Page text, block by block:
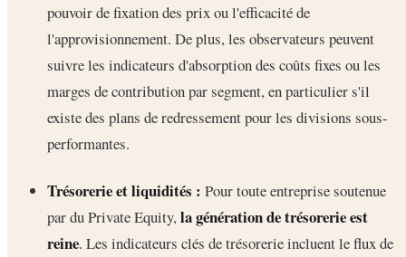
pouvoir de fixation des prix ou l'efficacité de
l'approvisionnement. De plus, les observateurs peuvent
suivre les indicateurs d'absorption des coûts fixes ou les
marges de contribution par segment, en particulier s'il
existe des plans de redressement pour les divisions sous-
performantes.
Trésorerie et liquidités : Pour toute entreprise soutenue
par du Private Equity,la génération de trésorerie est
reine. Les indicateurs clés de trésorerie incluent le flux de